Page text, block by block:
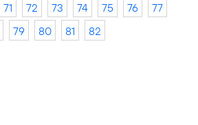
71 72 73 74 75 76
77
79 80 81 82